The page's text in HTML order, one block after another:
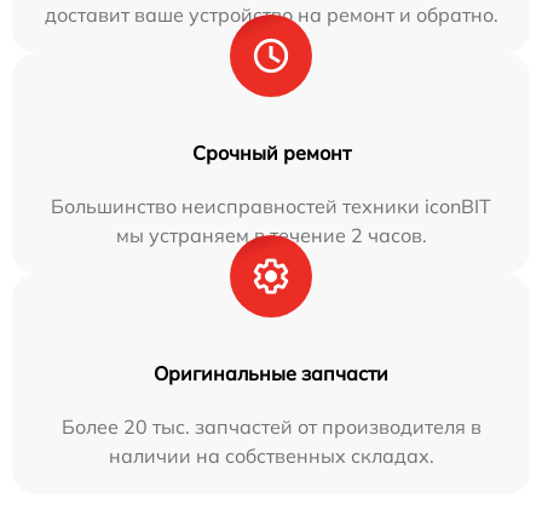
доставит ваше устройство на ремонт и обратно.
Срочный ремонт
Большинство неисправностей техники iconBIT
мы устраняем в течение 2 часов.
Оригинальные запчасти
Более 20 тыс. запчастей от производителя в
наличии на собственных складах.